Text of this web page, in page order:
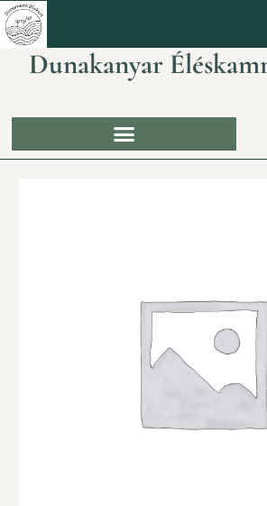
Dunakanyar